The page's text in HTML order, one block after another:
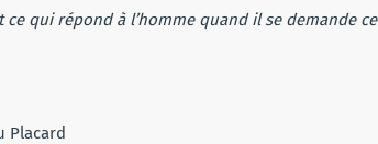
ce qui répond à l’homme quand il se demande ce
Placard